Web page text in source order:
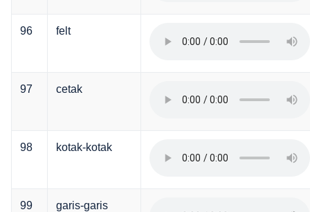
96 felt
97 cetak
98 kotak-kotak
99 garis-garis